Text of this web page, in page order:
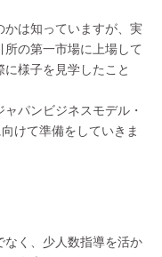
は知っていますが、実
の第一市場に上場して
様子を見学したこと
パンビジネスモデル・
けて準備をしていきま
く、少人数指導を活か